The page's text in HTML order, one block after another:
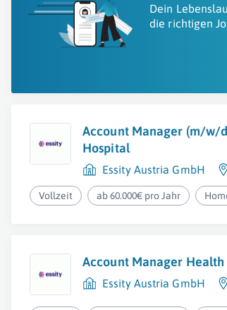
Dein
die richtigen
Account Manager (m/w/
Hospital
Essity Austria GmbH
Vollzeit ab 60.000€ pro Jahr
Account Manager
Essity Austria GmbH